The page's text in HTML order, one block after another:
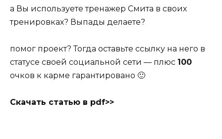
а Вы используете тренажер Смита в своих
тренировках? Выпады делаете?
помог проект? Тогда оставьте ссылку на него в
статусе своей социальной сети — плюс 100
очков к карме гарантировано 🙂
Cкачать статью в pdf>>